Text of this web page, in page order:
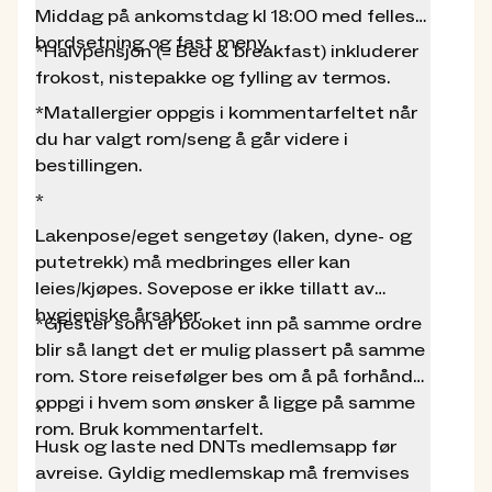
og tekniske rom samt et loft med «flatsenger» i
form av 8 sovealkover. Hytta fikk i 2005 økt
sengekapasitet fra 62 til 86 sengeplasser. Da
2017 fikk hytta 94 permanente sengeplasser.
Denne hytta har fått støtte av overskuddet fra
Middag på ankomstdag kl 18:00 med felles
bordsetning og fast meny.
*Halvpensjon (= Bed & breakfast) inkluderer
frokost, nistepakke og fylling av termos.
*Matallergier oppgis i kommentarfeltet når
du har valgt rom/seng å går videre i
bestillingen.
*
Lakenpose/eget sengetøy (laken, dyne- og
putetrekk) må medbringes eller kan
leies/kjøpes. Sovepose er ikke tillatt av
hygieniske årsaker.
*Gjester som er booket inn på samme ordre
blir så langt det er mulig plassert på samme
rom. Store reisefølger bes om å på forhånd
oppgi i hvem som ønsker å ligge på samme
rom. Bruk kommentarfelt.
*
Husk og laste ned DNTs medlemsapp før
avreise. Gyldig medlemskap må fremvises